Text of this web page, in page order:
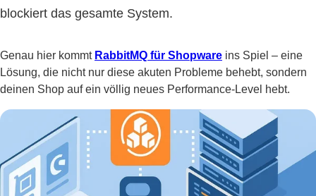
blockiert das gesamte System.
Genau hier kommt RabbitMQ für Shopware ins Spiel – eine
Lösung, die nicht nur diese akuten Probleme behebt, sondern
deinen Shop auf ein völlig neues Performance-Level hebt.